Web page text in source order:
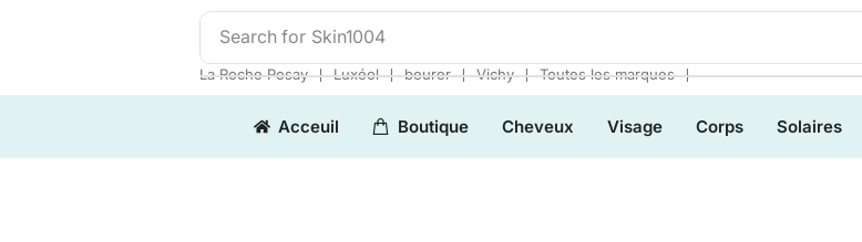
Search for Skin1004
La Roche Posay ❘ Luxéol ❘ beurer ❘ Vichy ❘ Toutes les marques ❘
Acceuil Boutique Cheveux Visage Corps Solaires